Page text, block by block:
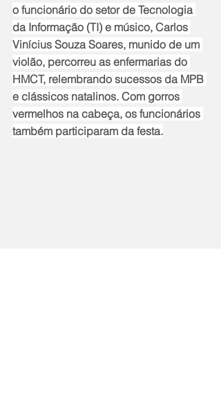
o funcionário do setor de Tecnologia
da Informação (TI) e músico, Carlos
Vinícius Souza Soares, munido de um
violão, percorreu as enfermarias do
HMCT, relembrando sucessos da MPB
e clássicos natalinos. Com gorros
vermelhos na cabeça, os funcionários
também participaram da festa.